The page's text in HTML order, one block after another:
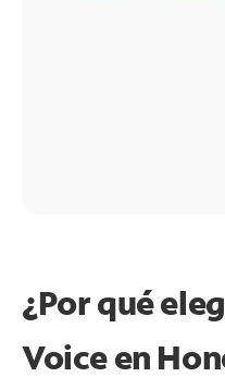
¿Por qué
Voice en